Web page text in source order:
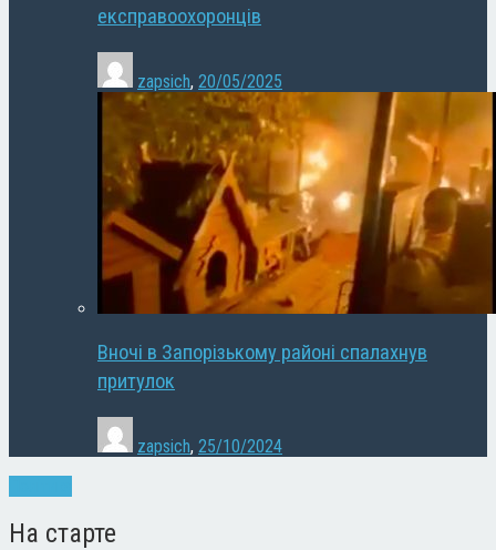
експравоохоронців
zapsich, 20/05/2025
Вночі в Запорізькому районі спалахнув
притулок
zapsich, 25/10/2024
На старте